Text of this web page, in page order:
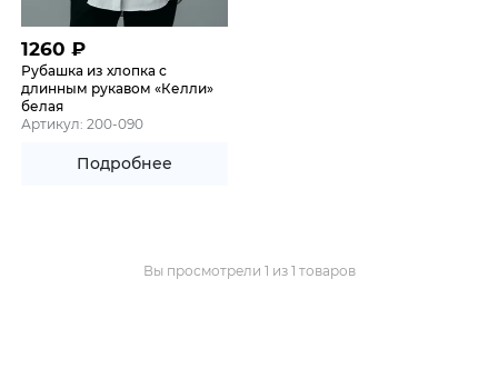
1260 ₽
Рубашка из хлопка с
длинным рукавом «Келли»
белая
Артикул: 200-090
Подробнее
Вы просмотрели 1 из 1 товаров